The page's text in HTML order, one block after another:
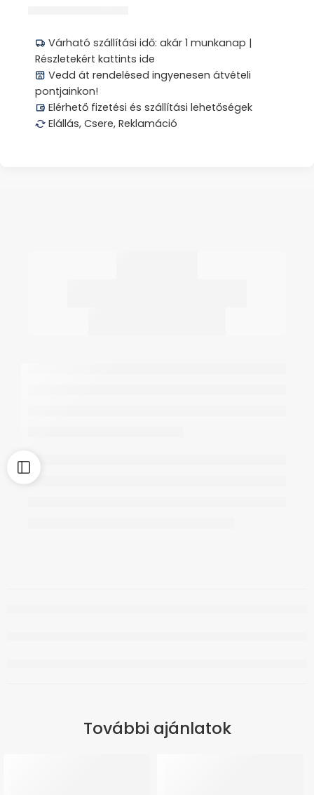
Várható szállítási idő: akár 1 munkanap |
Részletekért kattints ide
Vedd át rendelésed ingyenesen átvételi
pontjainkon!
Elérhető fizetési és szállítási lehetőségek
Elállás, Csere, Reklamáció
További ajánlatok